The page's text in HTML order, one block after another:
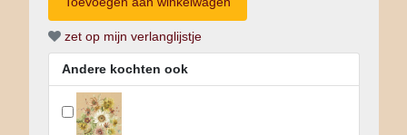
zet op mijn verlanglijstje
Andere kochten ook